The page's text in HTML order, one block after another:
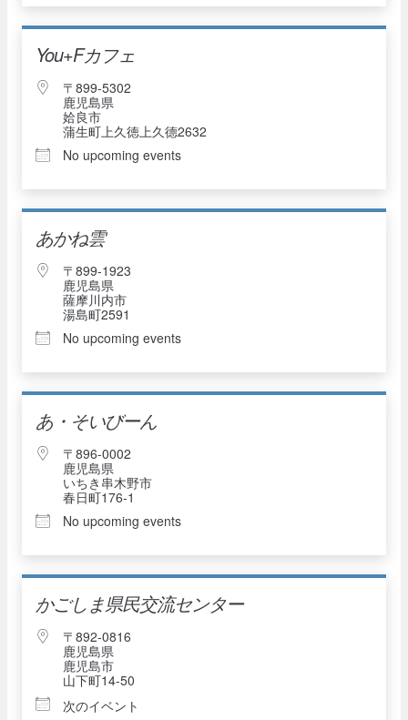
You+Fカフェ
〒899-5302
鹿児島県
姶良市
蒲生町上久徳上久德2632
No upcoming events
あかね雲
〒899-1923
鹿児島県
薩摩川内市
湯島町2591
No upcoming events
あ・そいびーん
〒896-0002
鹿児島県
いちき串木野市
春日町176-1
No upcoming events
かごしま県民交流センター
〒892-0816
鹿児島県
鹿児島市
山下町14-50
次のイベント